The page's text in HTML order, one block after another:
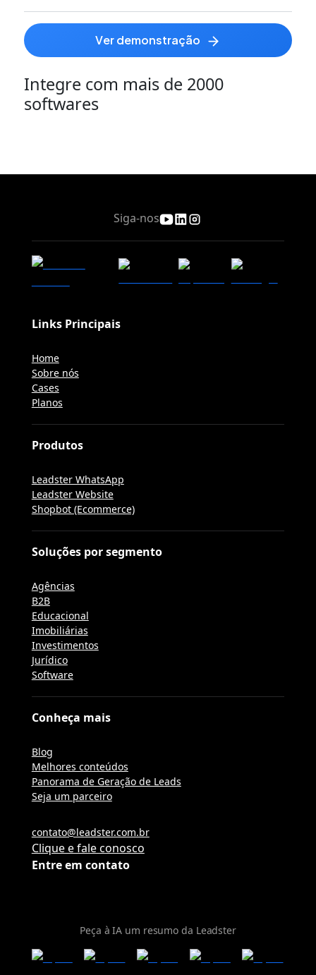
ver demonstração
Integre com mais de 2000
softwares
Siga-nos
Links Principais
Home
Sobre nós
Cases
Planos
Produtos
Leadster WhatsApp
Leadster Website
Shopbot (Ecommerce)
Soluções por segmento
Agências
B2B
Educacional
Imobiliárias
Investimentos
Jurídico
Software
Conheça mais
Blog
Melhores conteúdos
Panorama de Geração de Leads
Seja um parceiro
Entre em contato
contato@leadster.com.br
Clique e fale conosco
Peça à IA um resumo da Leadster